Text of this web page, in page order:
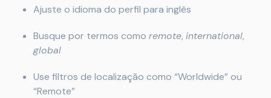
Ajuste o idioma do perfil para inglês
Busque por termos como remote, international,
global
Use filtros de localização como “Worldwide” ou
“Remote”